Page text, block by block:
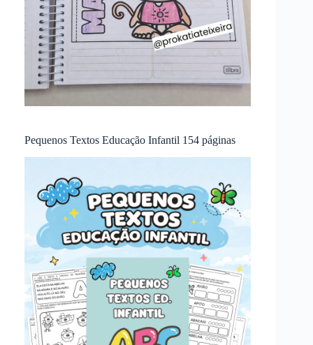
Pequenos Textos Educação Infantil 154 páginas